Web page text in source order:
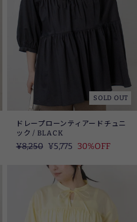
SOLD OUT
ドレープローンティアードチュニ
ック / BLACK
定
¥8,250 SALE
¥5,775 30%OFF